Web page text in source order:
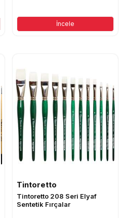
İncele
Tintoretto
Tintoretto 208 Seri Elyaf
Sentetik Fırçalar